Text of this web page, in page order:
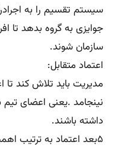
سیستم تقسیم را به
جوایزی به گروه بدهد تا
سازمان شوند.
اعتماد متقابل:
مدیریت باید تلاش کند
نینجامد .یعنی اعضای تیم
داشته باشند.
۵بعد اعتماد به ترتیب اهمیت: